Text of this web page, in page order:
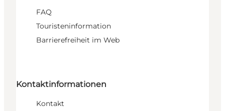
FAQ
Touristeninformation
Barrierefreiheit im Web
Kontaktinformationen
Kontakt